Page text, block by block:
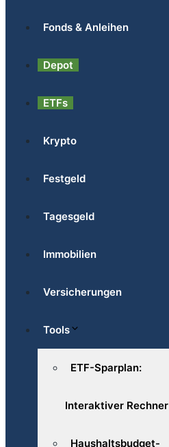
Fonds & Anleihen
Depot
ETFs
Krypto
Festgeld
Tagesgeld
Immobilien
Versicherungen
Tools
ETF-Sparplan:
Interaktiver Rechner
Haushaltsbudget-